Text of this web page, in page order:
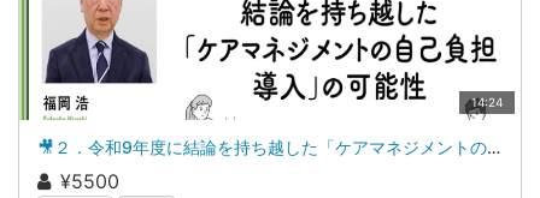
14:24
🎥２．令和9年度に結論を持ち越した「ケアマネジメントの自己負担導入」の可能性
¥5500